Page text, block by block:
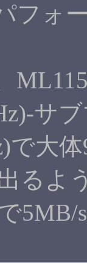
フォ
サ
で大
るよ
5MB/